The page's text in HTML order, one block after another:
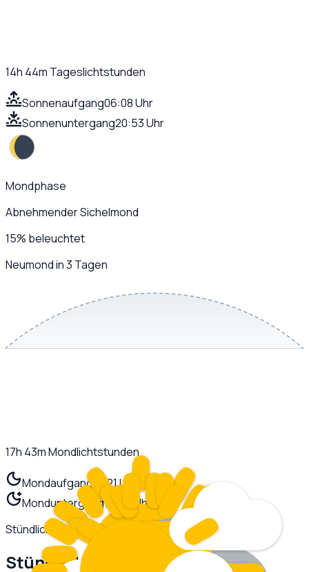
14h 44m Tageslichtstunden
Sonnenaufgang06:08 Uhr
Sonnenuntergang20:53 Uhr
Mondphase
Abnehmender Sichelmond
15% beleuchtet
Neumond in 3 Tagen
17h 43mMondlichtstunden
Mondaufgang 01:21 Uhr
Monduntergang19:05 Uhr
Stündlich
Stündliche PrognoseHeute